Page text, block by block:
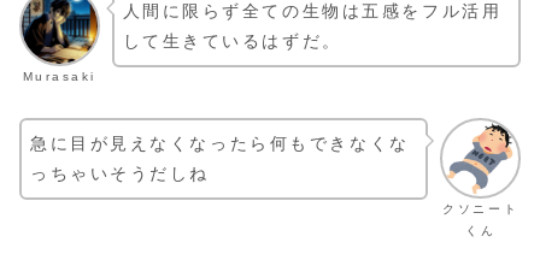
Murasaki
人間に限らず全ての生物は五感をフル活用
して生きているはずだ。
クソニート
くん
急に目が見えなくなったら何もできなくな
っちゃいそうだしね